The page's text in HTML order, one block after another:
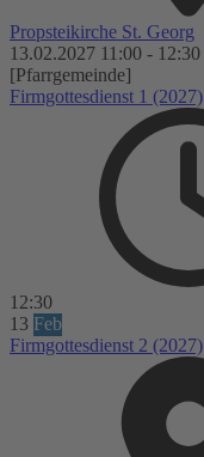
Propsteikirche St. Georg
13.02.2027 11:00 - 12:30
[Pfarrgemeinde]
Firmgottesdienst 1 (2027)
12:30
13 Feb
Firmgottesdienst 2 (2027)